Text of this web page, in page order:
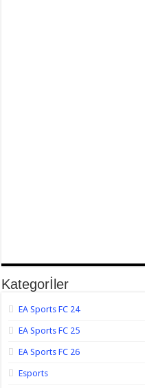
Kategorİler
EA Sports FC 24
EA Sports FC 25
EA Sports FC 26
Esports